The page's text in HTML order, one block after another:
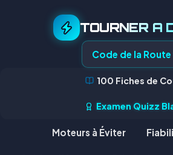
TOURNER A
Code de la Route
100 Fiches de
Examen Quizz
Moteurs à Éviter